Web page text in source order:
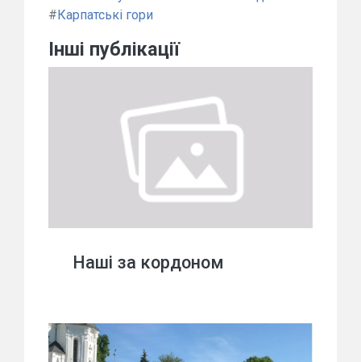
# Карпатські гори
Інші публікації
Наші за кордоном